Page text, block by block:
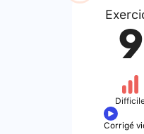
9
Corrigé